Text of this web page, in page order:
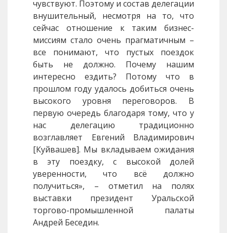
чувствуют. Поэтому и состав делегации
внушительный, несмотря на то, что
сейчас отношение к таким бизнес-
миссиям стало очень прагматичным –
все понимают, что пустых поездок
быть не должно. Почему нашим
интересно ездить? Потому что в
прошлом году удалось добиться очень
высокого уровня переговоров. В
первую очередь благодаря тому, что у
нас делегацию традиционно
возглавляет Евгений Владимирович
[Куйвашев]. Мы вкладываем ожидания
в эту поездку, с высокой долей
уверенности, что всё должно
получиться», – отметил на полях
выставки президент Уральской
торгово-промышленной палаты
Андрей Беседин.